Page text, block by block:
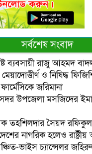
সর্বশেষ সংবাদ
ব্যবসায়ী রাজু আহমদ
ও নিষিদ্ধ
জরিমানা
উপজেলা মসজিদের
তহশিলদার সৈয়দ
নাগরিক হলেও
ভাইস চ্যান্সেলর